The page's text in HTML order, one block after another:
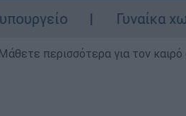
Γυναίκα χωρίς τις
περισσότερα για τον καιρό